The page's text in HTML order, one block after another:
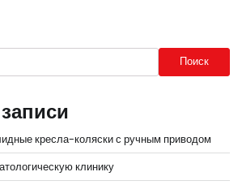
Поиск
кресла-коляски с ручным приводом
клинику